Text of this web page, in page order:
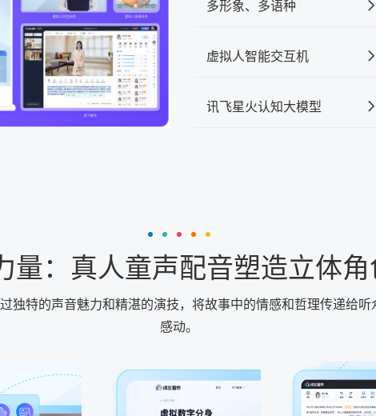
多形象、多语种
虚拟人智能交互机
讯飞星火认知大模型
量：真人童声配音塑造立体角
独特的声音魅力和精湛的演技，将故事中的情感和哲理传递给
感动。